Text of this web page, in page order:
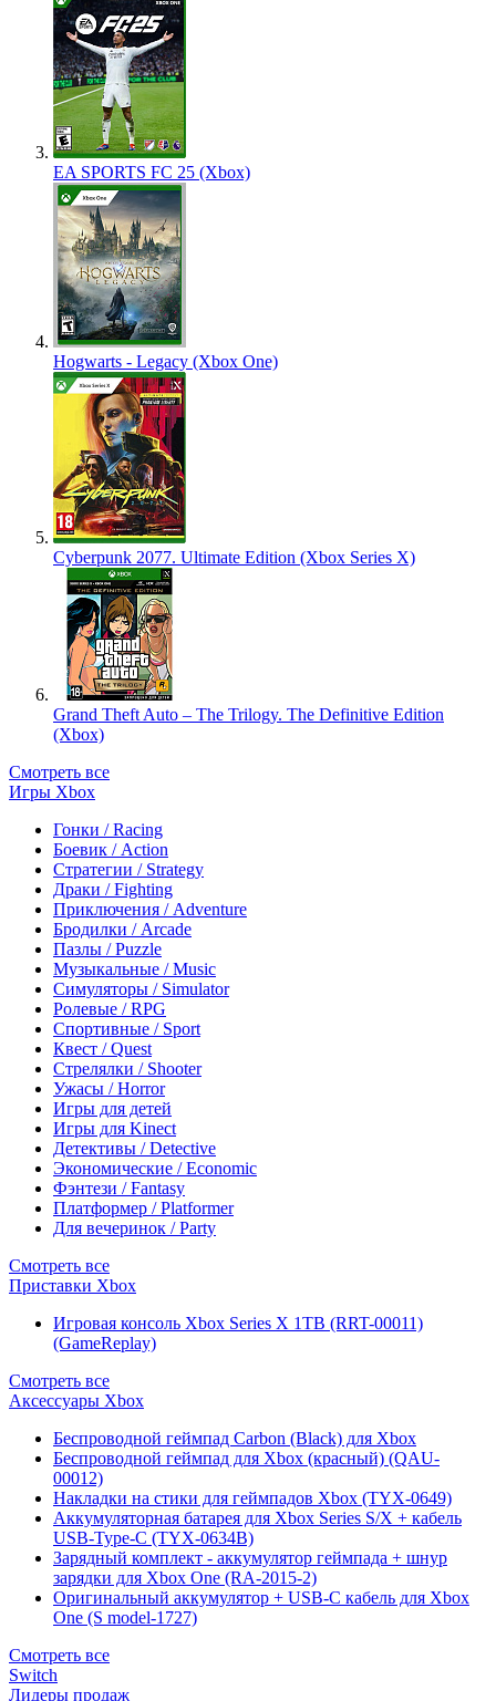
EA SPORTS FC 25 (Xbox)
Hogwarts - Legacy (Xbox One)
Cyberpunk 2077. Ultimate Edition (Xbox Series X)
Grand Theft Auto – The Trilogy. The Definitive Edition
(Xbox)
Смотреть все
Игры Xbox
Гонки / Racing
Боевик / Action
Стратегии / Strategy
Драки / Fighting
Приключения / Adventure
Бродилки / Arcade
Пазлы / Puzzle
Музыкальные / Music
Симуляторы / Simulator
Ролевые / RPG
Спортивные / Sport
Квест / Quest
Стрелялки / Shooter
Ужасы / Horror
Игры для детей
Игры для Kinect
Детективы / Detective
Экономические / Economic
Фэнтези / Fantasy
Платформер / Platformer
Для вечеринок / Party
Смотреть все
Приставки Xbox
Игровая консоль Xbox Series X 1TB (RRT-00011)
(GameReplay)
Смотреть все
Аксессуары Xbox
Беспроводной геймпад Carbon (Black) для Xbox
Беспроводной геймпад для Xbox (красный) (QAU-
00012)
Накладки на стики для геймпадов Xbox (TYX-0649)
Аккумуляторная батарея для Xbox Series S/X + кабель
USB-Type-C (TYX-0634B)
Зарядный комплект - аккумулятор геймпада + шнур
зарядки для Xbox One (RA-2015-2)
Оригинальный аккумулятор + USB-C кабель для Xbox
One (S model-1727)
Смотреть все
Switch
Лидеры продаж